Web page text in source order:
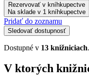
Rezervovať v kníhkupectve
Na sklade v 1 kníhkupectve
Pridať do zoznamu
Sledovať dostupnosť
Dostupné v 13 knižniciach.
V ktorých